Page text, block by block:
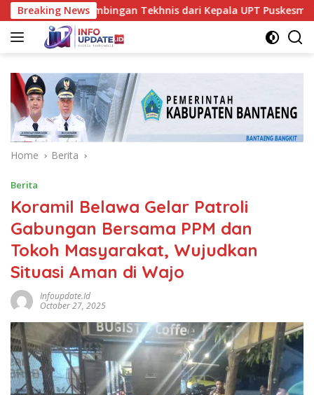
Skip
to
content
Breaking News
Bimbingan Tekhnis dari Kepala UPT Puskesmas Bissappu
Home Berita
Berita
Koramil Belawa Gelar Patroli
Gabungan Bersama PPM dan
Tokoh Masyarakat, Wujudkan
Situasi Aman di Wajo
Infoupdate.id
October 27, 2025